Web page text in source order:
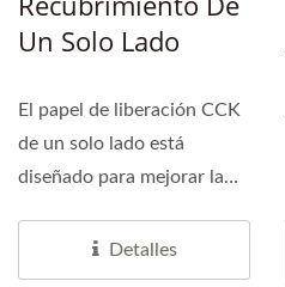
Un Solo Lado
El papel de liberación CCK
de un solo lado está
diseñado para mejorar la
Detalles